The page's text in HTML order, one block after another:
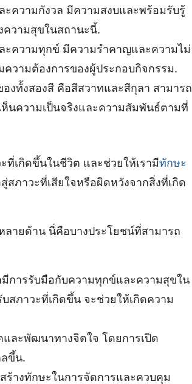
ความกังวล มีความสงบและพร้อมรับรู้
ความสุขในสถานะนี้.
ะความทุกข์ มีความรำคาญและความไม่
วามต้องการของผู้ประกอบกิจกรรม.
งทั้งสองสี คือสีสวาทและสีกุลา สามารถ
นความเป็นจริงและความสัมพันธ์ตามที่
ที่เกิดขึ้นในชีวิต และช่วยให้เรามีทักษะ
ภาวะที่เสียใจหรือผิดหวังจากสิ่งที่เกิด
ายด้าน นี่คือบางประโยชน์ที่สามารถ
การรับมือกับความทุกข์และความสุขใน
สภาวะที่เกิดขึ้น จะช่วยให้เกิดความ
และพัฒนาทางจิตใจ โดยการเปิด
ขึ้น.
ร้างทักษะในการจัดการและควบคุม